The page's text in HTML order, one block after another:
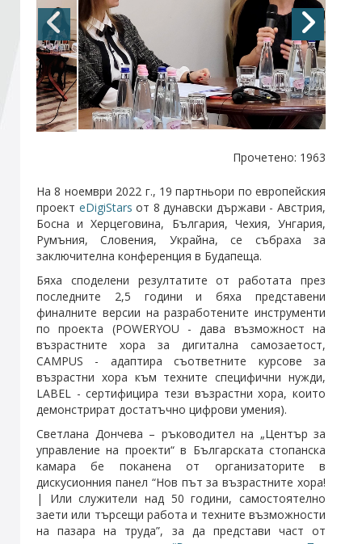
Стани член
Абонирайте се!
Прочетено: 1963
На 8 ноември 2022 г., 19 партньори по европейския
проект eDigiStars от 8 дунавски държави - Австрия,
Босна и Херцеговина, България, Чехия, Унгария,
Румъния, Словения, Украйна, се събраха за
заключителна конференция в Будапеща.
Бяха споделени резултатите от работата през
последните 2,5 години и бяха представени
финалните версии на разработените инструменти
по проекта (POWERYOU - дава възможност на
възрастните хора за дигитална самозаетост,
CAMPUS - адаптира съответните курсове за
възрастни хора към техните специфични нужди,
LABEL - сертифицира тези възрастни хора, които
демонстрират достатъчно цифрови умения).
Светлана Дончева – ръководител на „Център за
управление на проекти“ в Българската стопанска
камара бе поканена от организаторите в
дискусионния панел “Нов път за възрастните хора!
| Или служители над 50 години, самостоятелно
заети или търсещи работа и техните възможности
на пазара на труда”, за да представи част от